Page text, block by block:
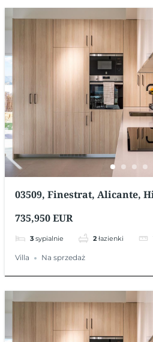
03509, Finestrat, Alicante,
735,950 EUR
3 sypialnie 2 łazienki
Villa Na sprzedaż